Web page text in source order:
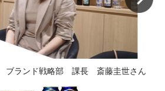
ランド戦略部 課長 斎藤圭世さん